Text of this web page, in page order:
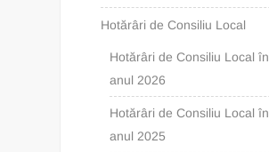
Hotărâri de Consiliu Local
Hotărâri de Consiliu Local în
anul 2026
Hotărâri de Consiliu Local în
anul 2025